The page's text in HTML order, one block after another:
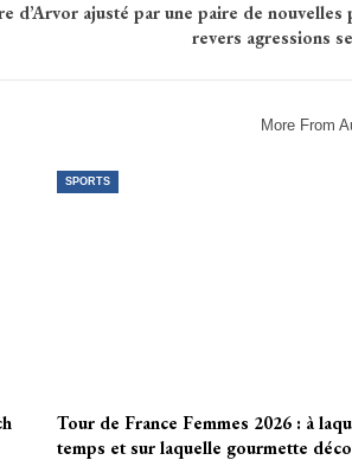
d’Arvor ajusté par une paire de nouvelles
revers agressions
More From
SPORTS
Tour de France Femmes 2026 : à
temps et sur laquelle gourmette